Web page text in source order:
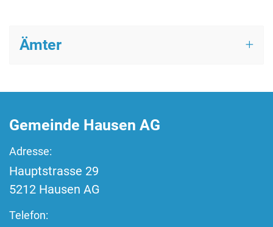
Ämter
Gemeinde Hausen AG
Adresse:
Hauptstrasse 29
5212 Hausen AG
Telefon: